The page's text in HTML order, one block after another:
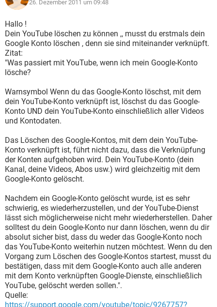
26. Dezember 2011 um 09:48
Hallo !
Dein YouTube löschen zu können ,, musst du erstmals dein
Google Konto löschen , denn sie sind miteinander verknüpft.
Zitat:
"Was passiert mit YouTube, wenn ich mein Google-Konto
lösche?
Warnsymbol Wenn du das Google-Konto löschst, mit dem
dein YouTube-Konto verknüpft ist, löschst du das Google-
Konto UND dein YouTube-Konto einschließlich aller Videos
und Kontodaten.
Das Löschen des Google-Kontos, mit dem dein YouTube-
Konto verknüpft ist, führt nicht dazu, dass die Verknüpfung
der Konten aufgehoben wird. Dein YouTube-Konto (dein
Kanal, deine Videos, Abos usw.) wird gleichzeitig mit dem
Google-Konto gelöscht.
Nachdem ein Google-Konto gelöscht wurde, ist es sehr
schwierig, es wiederherzustellen, und der YouTube-Dienst
lässt sich möglicherweise nicht mehr wiederherstellen. Daher
solltest du dein Google-Konto nur dann löschen, wenn du dir
absolut sicher bist, dass du weder das Google-Konto noch
das YouTube-Konto weiterhin nutzen möchtest. Wenn du den
Vorgang zum Löschen des Google-Kontos startest, musst du
bestätigen, dass mit dem Google-Konto auch alle anderen
mit dem Konto verknüpften Google-Dienste, einschließlich
YouTube, gelöscht werden sollen.".
Quelle:
https://support.google.com/youtube/topic/9267757?